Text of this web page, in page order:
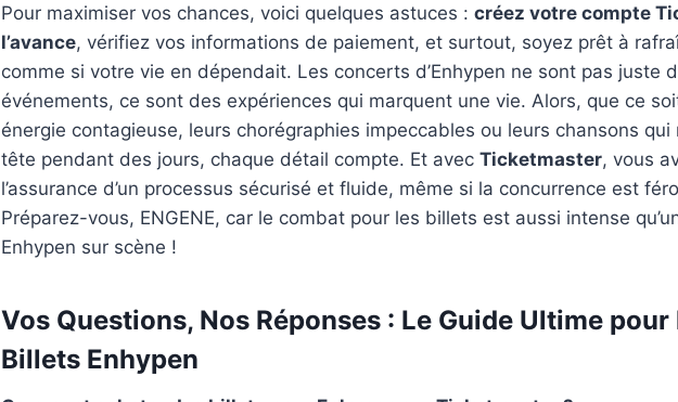
Pour maximiser vos chances, voici quelques astuces : créez votre compte
l’avance, vérifiez vos informations de paiement, et surtout, soyez prêt à
comme si votre vie en dépendait. Les concerts d’Enhypen ne sont pas juste
événements, ce sont des expériences qui marquent une vie. Alors, que ce
énergie contagieuse, leurs chorégraphies impeccables ou leurs chansons qui
tête pendant des jours, chaque détail compte. Et avec Ticketmaster, vous
l’assurance d’un processus sécurisé et fluide, même si la concurrence est
Préparez-vous, ENGENE, car le combat pour les billets est aussi intense
Enhypen sur scène !
Vos Questions, Nos Réponses : Le Guide Ultime pour
Billets Enhypen